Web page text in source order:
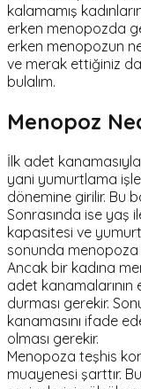
kalamamış
erken menopozda
erken menopozun
ve merak ettiğiniz
bulalım.
Menopoz
İlk adet
yani yumurtlama
dönemine girilir. Bu
Sonrasında ise yaş
kapasitesi ve
sonunda menopoza
Ancak bir kadına
adet kanamalarının
durması gerekir.
kanamasını ifade
olması gerekir.
Menopoza teşhis
muayenesi şarttır.